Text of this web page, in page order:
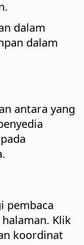
dalam
dalam
antara yang
pembaca
Klik
koordinat